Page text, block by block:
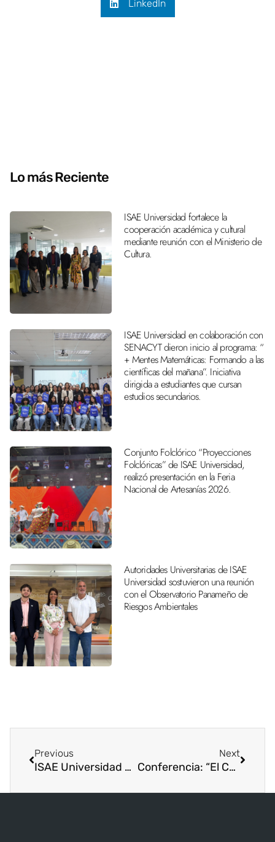
LinkedIn
Lo más Reciente
ISAE Universidad fortalece la
cooperación académica y cultural
mediante reunión con el Ministerio de
Cultura.
ISAE Universidad en colaboración con
SENACYT dieron inicio al programa: “
+ Mentes Matemáticas: Formando a las
científicas del mañana”. Iniciativa
dirigida a estudiantes que cursan
estudios secundarios.
Conjunto Folclórico “Proyecciones
Folclóricas” de ISAE Universidad,
realizó presentación en la Feria
Nacional de Artesanías 2026.
Autoridades Universitarias de ISAE
Universidad sostuvieron una reunión
con el Observatorio Panameño de
Riesgos Ambientales
Previous
ISAE Universidad participa en la “International Conference of the Americas”
Next
Conferencia: “El Contador Integral ante el Reto de la Globalización”